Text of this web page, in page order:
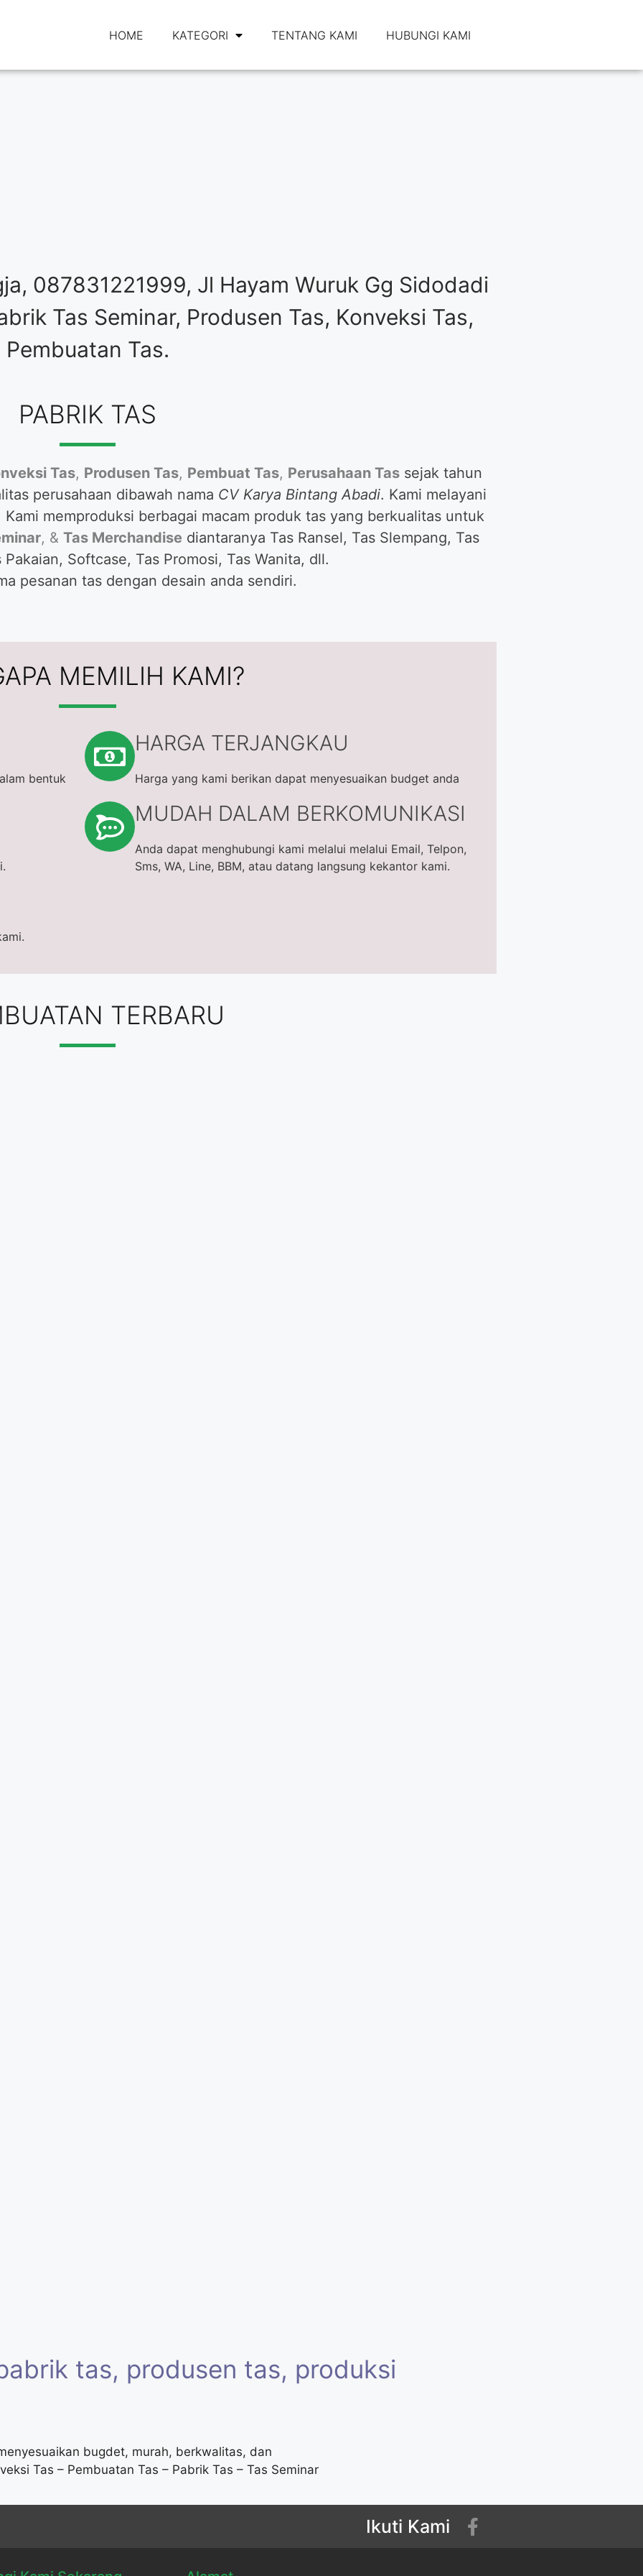
HOME KATEGORI TENTANG KAMI HUBUNGI KAMI
087831221999, Jl Hayam Wuruk Gg Sidodadi
Tas Seminar, Produsen Tas, Konveksi Tas,
Pembuatan Tas.
PABRIK TAS
Tas, Produsen Tas, Pembuat Tas, Perusahaan Tas sejak tahun
perusahaan dibawah nama CV Karya Bintang Abadi. Kami melayani
memproduksi berbagai macam produk tas yang berkualitas untuk
, & Tas Merchandise diantaranya Tas Ransel, Tas Slempang, Tas
Softcase, Tas Promosi, Tas Wanita, dll.
pesanan tas dengan desain anda sendiri.
MEMILIH KAMI?
bentuk
HARGA TERJANGKAU
Harga yang kami berikan dapat menyesuaikan budget anda
MUDAH DALAM BERKOMUNIKASI
Anda dapat menghubungi kami melalui melalui Email, Telpon,
Sms, WA, Line, BBM, atau datang langsung kekantor kami.
TERBARU
tas, produsen tas, produksi
bugdet, murah, berkwalitas, dan
Tas – Pembuatan Tas – Pabrik Tas – Tas Seminar
Ikuti Kami